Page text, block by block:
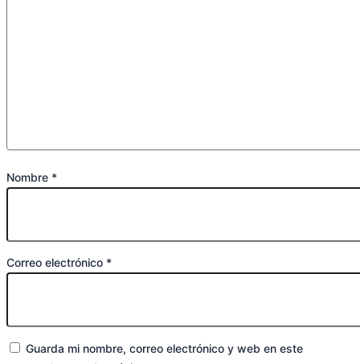
Nombre *
Correo electrónico *
Guarda mi nombre, correo electrónico y web en este